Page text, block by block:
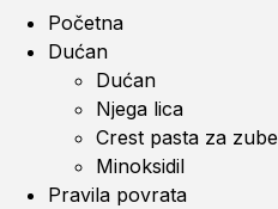
Početna
Dućan
Dućan
Njega lica
Crest pasta za zube
Minoksidil
Pravila povrata